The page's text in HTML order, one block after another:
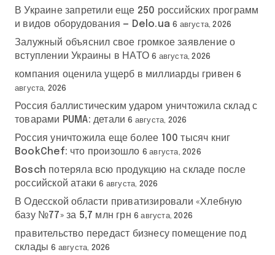
В Украине запретили еще 250 российских программ
и видов оборудования — Delo.ua 6 августа, 2026
Залужный объяснил свое громкое заявление о
вступлении Украины в НАТО 6 августа, 2026
компания оценила ущерб в миллиарды гривен 6
августа, 2026
Россия баллистическим ударом уничтожила склад с
товарами PUMA: детали 6 августа, 2026
Россия уничтожила еще более 100 тысяч книг
BookChef: что произошло 6 августа, 2026
Bosch потеряла всю продукцию на складе после
российской атаки 6 августа, 2026
В Одесской области приватизировали «Хлебную
базу №77» за 5,7 млн грн 6 августа, 2026
правительство передаст бизнесу помещение под
склады 6 августа, 2026